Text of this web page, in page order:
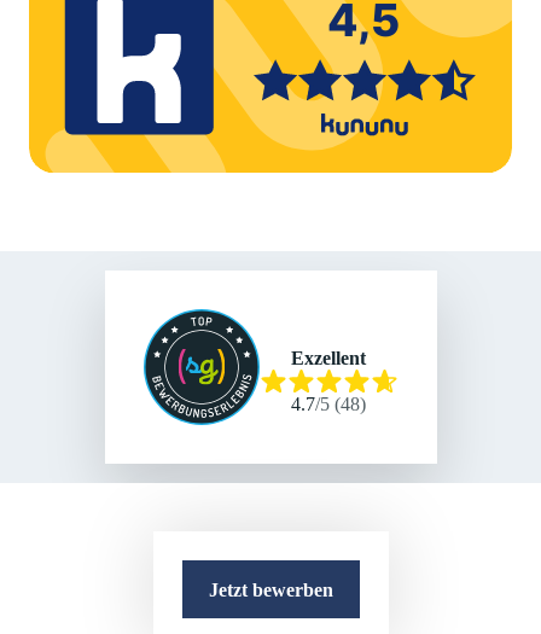
Exzellent
4.7/5 (48)
Jetzt bewerben